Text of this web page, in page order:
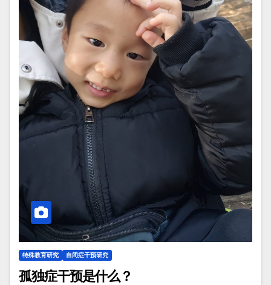
特殊教育研究 自闭症干预研究
孤独症干预是什么？